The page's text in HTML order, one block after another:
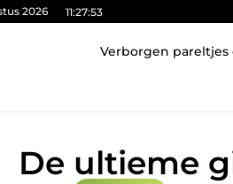
2026 11:27:54
Verborgen
De ultieme